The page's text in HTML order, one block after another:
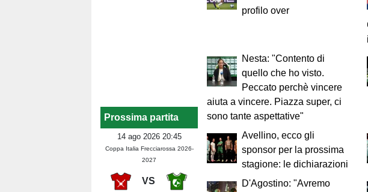
Prossima partita
14 ago 2026 20:45
Coppa Italia Frecciarossa 2026-
2027
VS
profilo over
Nesta: "Contento di
quello che ho visto.
Peccato perchè vincere
aiuta a vincere. Piazza super, ci
sono tante aspettative"
Avellino, ecco gli
sponsor per la prossima
stagione: le dichiarazioni
D'Agostino: "Avremo